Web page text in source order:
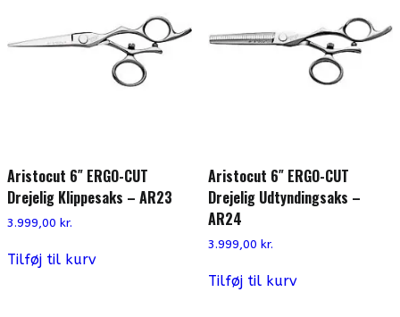
Aristocut 6″ ERGO-CUT
Drejelig Klippesaks – AR23
3.999,00 kr.
Tilføj til kurv
Aristocut 6″ ERGO-CUT
Drejelig Udtyndingsaks –
AR24
3.999,00 kr.
Tilføj til kurv